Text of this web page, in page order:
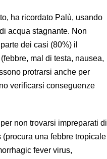
ha ricordato Palù, usando
acqua stagnante. Non
dei casi (80%) il
mal di testa, nausea,
protrarsi anche per
verificarsi conseguenze
non trovarsi impreparati di
una febbre tropicale
fever virus,